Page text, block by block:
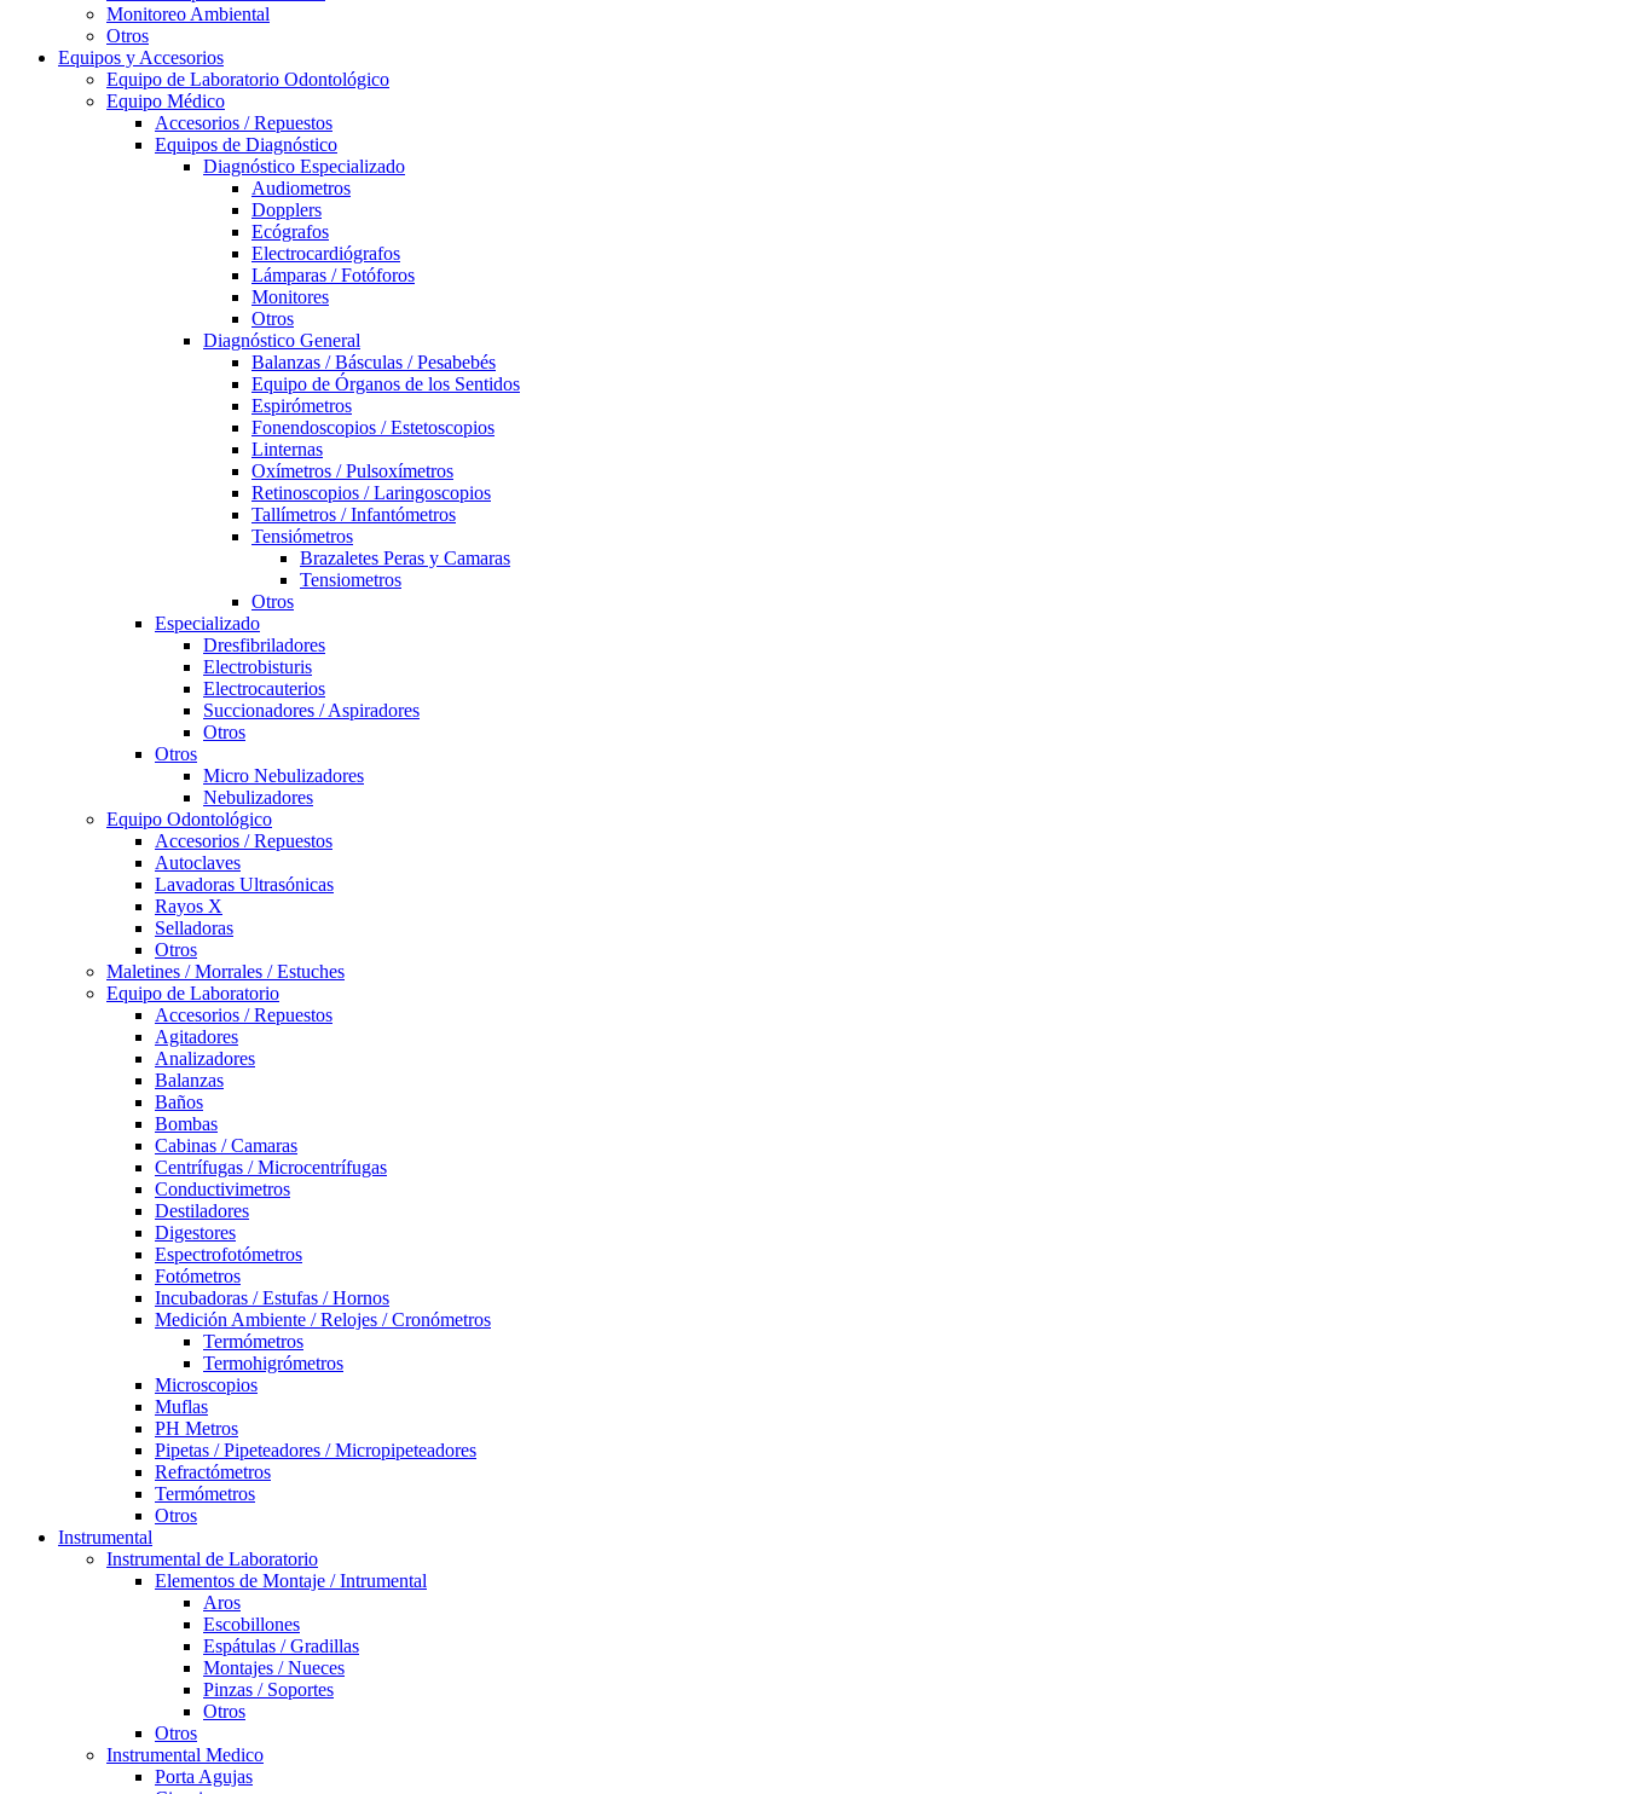
Monitoreo Ambiental
Otros
Equipos y Accesorios
Equipo de Laboratorio Odontológico
Equipo Médico
Accesorios / Repuestos
Equipos de Diagnóstico
Diagnóstico Especializado
Audiometros
Dopplers
Ecógrafos
Electrocardiógrafos
Lámparas / Fotóforos
Monitores
Otros
Diagnóstico General
Balanzas / Básculas / Pesabebés
Equipo de Órganos de los Sentidos
Espirómetros
Fonendoscopios / Estetoscopios
Linternas
Oxímetros / Pulsoxímetros
Retinoscopios / Laringoscopios
Tallímetros / Infantómetros
Tensiómetros
Brazaletes Peras y Camaras
Tensiometros
Otros
Especializado
Dresfibriladores
Electrobisturis
Electrocauterios
Succionadores / Aspiradores
Otros
Otros
Micro Nebulizadores
Nebulizadores
Equipo Odontológico
Accesorios / Repuestos
Autoclaves
Lavadoras Ultrasónicas
Rayos X
Selladoras
Otros
Maletines / Morrales / Estuches
Equipo de Laboratorio
Accesorios / Repuestos
Agitadores
Analizadores
Balanzas
Baños
Bombas
Cabinas / Camaras
Centrífugas / Microcentrífugas
Conductivimetros
Destiladores
Digestores
Espectrofotómetros
Fotómetros
Incubadoras / Estufas / Hornos
Medición Ambiente / Relojes / Cronómetros
Termómetros
Termohigrómetros
Microscopios
Muflas
PH Metros
Pipetas / Pipeteadores / Micropipeteadores
Refractómetros
Termómetros
Otros
Instrumental
Instrumental de Laboratorio
Elementos de Montaje / Intrumental
Aros
Escobillones
Espátulas / Gradillas
Montajes / Nueces
Pinzas / Soportes
Otros
Otros
Instrumental Medico
Porta Agujas